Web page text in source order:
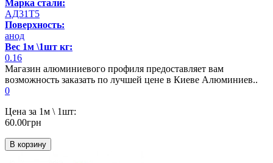
Марка стали:
АД31Т5
Поверхность:
анод
Вес 1м \1шт кг:
0.16
Магазин алюминиевого профиля предоставляет вам
возможность заказать по лучшей цене в Киеве Алюминиев..
0
Цена за 1м \ 1шт:
60.00грн
В корзину